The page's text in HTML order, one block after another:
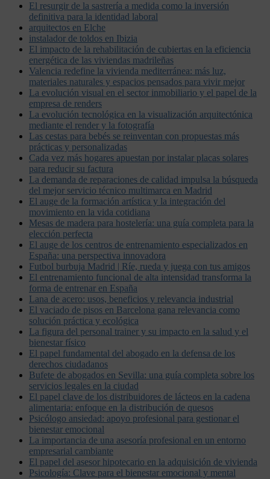
El resurgir de la sastrería a medida como la inversión
definitiva para la identidad laboral
arquitectos en Elche
instalador de toldos en Ibizia
El impacto de la rehabilitación de cubiertas en la eficiencia
energética de las viviendas madrileñas
Valencia redefine la vivienda mediterránea: más luz,
materiales naturales y espacios pensados para vivir mejor
La evolución visual en el sector inmobiliario y el papel de la
empresa de renders
La evolución tecnológica en la visualización arquitectónica
mediante el render y la fotografía
Las cestas para bebés se reinventan con propuestas más
prácticas y personalizadas
Cada vez más hogares apuestan por instalar placas solares
para reducir su factura
La demanda de reparaciones de calidad impulsa la búsqueda
del mejor servicio técnico multimarca en Madrid
El auge de la formación artística y la integración del
movimiento en la vida cotidiana
Mesas de madera para hostelería: una guía completa para la
elección perfecta
El auge de los centros de entrenamiento especializados en
España: una perspectiva innovadora
Futbol burbuja Madrid | Ríe, rueda y juega con tus amigos
El entrenamiento funcional de alta intensidad transforma la
forma de entrenar en España
Lana de acero: usos, beneficios y relevancia industrial
El vaciado de pisos en Barcelona gana relevancia como
solución práctica y ecológica
La figura del personal trainer y su impacto en la salud y el
bienestar físico
El papel fundamental del abogado en la defensa de los
derechos ciudadanos
Bufete de abogados en Sevilla: una guía completa sobre los
servicios legales en la ciudad
El papel clave de los distribuidores de lácteos en la cadena
alimentaria: enfoque en la distribución de quesos
Psicólogo ansiedad: apoyo profesional para gestionar el
bienestar emocional
La importancia de una asesoría profesional en un entorno
empresarial cambiante
El papel del asesor hipotecario en la adquisición de vivienda
Psicología: Clave para el bienestar emocional y mental